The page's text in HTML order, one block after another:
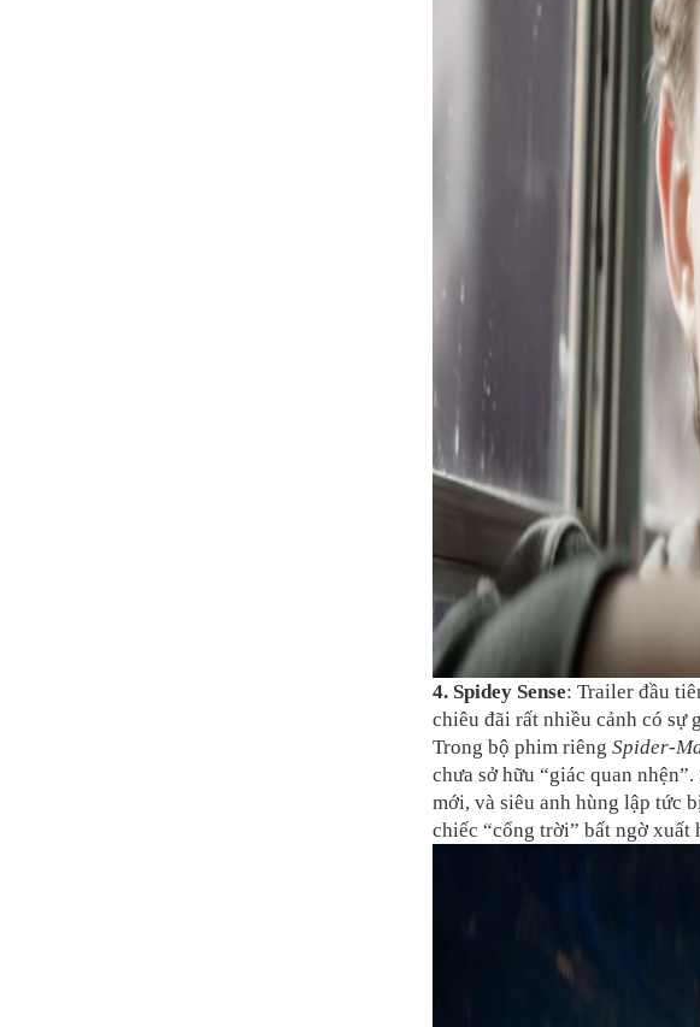
4. Spidey Sense: Trailer đầu
chiêu đãi rất nhiều cảnh có sự
Trong bộ phim riêng Spider-
chưa sở hữu “giác quan
mới, và siêu anh hùng lập tức
chiếc “cổng trời” bất ngờ xuất